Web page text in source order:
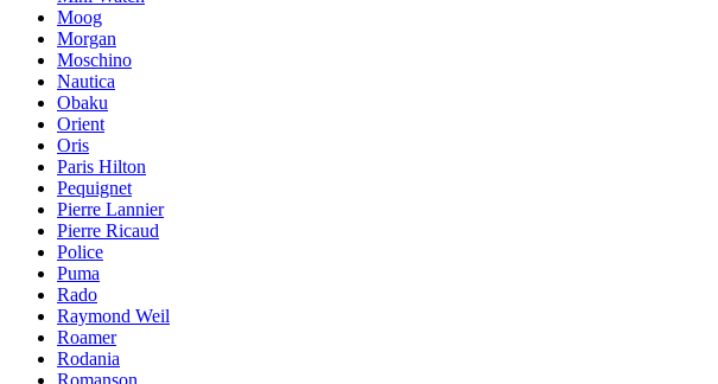
Moog
Morgan
Moschino
Nautica
Obaku
Orient
Oris
Paris Hilton
Pequignet
Pierre Lannier
Pierre Ricaud
Police
Puma
Rado
Raymond Weil
Roamer
Rodania
Romanson